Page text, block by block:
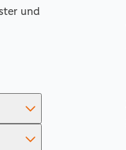
und